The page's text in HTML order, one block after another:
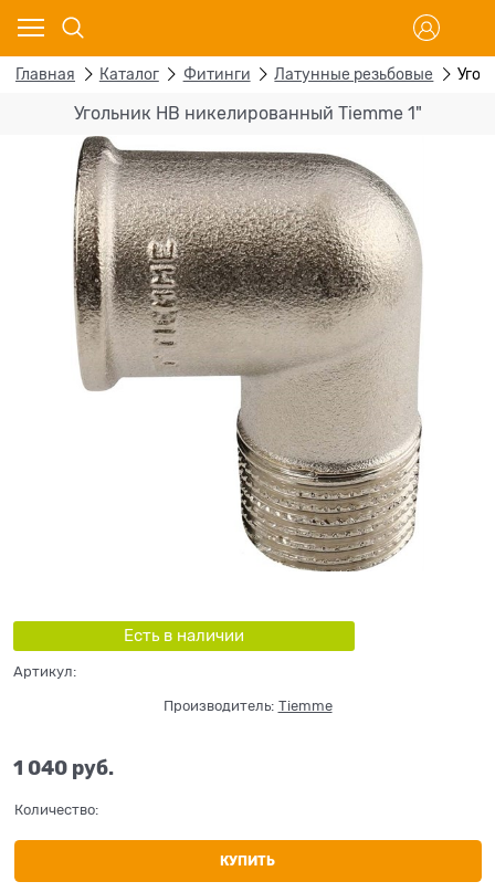
Главная Каталог Фитинги Латунные резьбовые
Угольник НВ никелированный Tiemme 1"
Есть в наличии
Артикул:
Производитель: Tiemme
1 040 руб.
Количество:
КУПИТЬ